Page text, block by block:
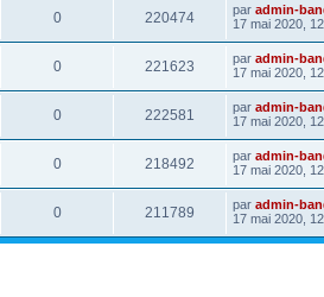
0 220474 par admin-
17 mai 2020,
0 221623 par admin-
17 mai 2020,
0 222581 par admin-
17 mai 2020,
0 218492 par admin-
17 mai 2020,
0 211789 par admin-
17 mai 2020,